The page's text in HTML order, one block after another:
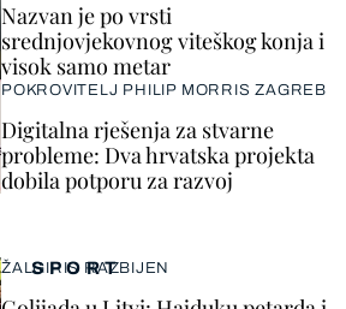
SPORT
ŽALGIRIS RAZBIJEN
Nazvan je po vrsti
srednjovjekovnog viteškog konja i
visok samo metar
POKROVITELJ PHILIP MORRIS ZAGREB
Digitalna rješenja za stvarne
probleme: Dva hrvatska projekta
dobila potporu za razvoj